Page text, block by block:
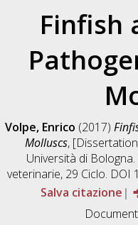
Finfish
Volpe, Enrico (2017)
Molluscs,
Università di
veterinarie, 29 Ciclo.
Salva citazione